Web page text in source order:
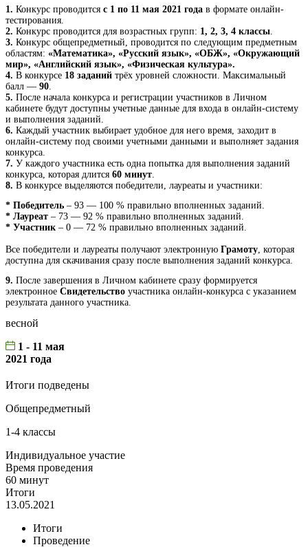
1. Конкурс проводится с 1 по 11 мая 2021 года в формате онлайн-
тестирования.
2. Конкурс проводится для возрастных групп: 1, 2, 3, 4 классы.
3. Конкурс общепредметный, проводится по следующим предметным
областям: «Математика», «Русский язык», «ОБЖ», «Окружающий
мир», «Английский язык», «Физическая культура».
4. В конкурсе 18 заданий трёх уровней сложности. Максимальный
балл — 90.
5. После начала конкурса и регистрации участников в Личном
кабинете будут доступны учетные данные для входа в онлайн-систему
и выполнения заданий.
6. Каждый участник выбирает удобное для него время, заходит в
онлайн-систему под своими учетными данными и выполняет задания
конкурса.
7. У каждого участника есть одна попытка для выполнения заданий
конкурса, которая длится 60 минут.
8. В конкурсе выделяются победители, лауреаты и участники:
* Победитель – 93 — 100 % правильно вполненных заданий.
* Лауреат – 73 — 92 % правильно вполненных заданий.
* Участник – 0 — 72 % правильно вполненных заданий.
Все победители и лауреаты получают электронную Грамоту, которая
доступна для скачивания сразу после выполнения заданий конкурса.
9. После завершения в Личном кабинете сразу формируется
электронное Свидетельство участника онлайн-конкурса с указанием
результата данного участника.
весной
1 - 11 мая
2021 года
Итоги подведены
Общепредметный
1-4 классы
Индивидуальное участие
Время проведения
60 минут
Итоги
13.05.2021
Итоги
Проведение